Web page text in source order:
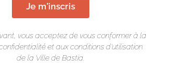
Je m'inscris
vous acceptez de vous conformer à la
et aux conditions d’utilisation
de la Ville de Bastia.